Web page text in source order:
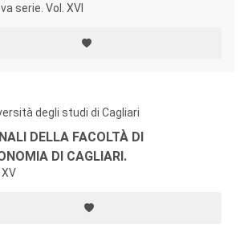
serie. Vol. XVI
degli studi di Cagliari
DELLA FACOLTÀ DI
DI CAGLIARI.